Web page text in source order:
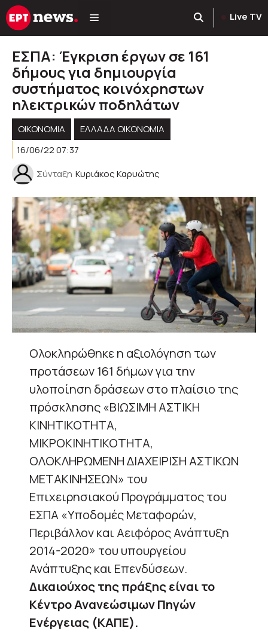
Μετάβαση
σε
Live TV
ΕΣΠΑ: Έγκριση έργων σε 161
δήμους για δημιουργία
συστήματος κοινόχρηστων
ηλεκτρικών ποδηλάτων
ΟΙΚΟΝΟΜΙΑ
ΕΛΛΆΔΑ ΟΙΚΟΝΟΜΊΑ
16/06/22 07:37
Σύνταξη Κυριάκος Καρυώτης
Ολοκληρώθηκε η αξιολόγηση των
προτάσεων 161 δήμων για την
υλοποίηση δράσεων στο πλαίσιο της
πρόσκλησης «ΒΙΩΣΙΜΗ ΑΣΤΙΚΗ
ΚΙΝΗΤΙΚΟΤΗΤΑ,
ΜΙΚΡΟΚΙΝΗΤΙΚΟΤΗΤΑ,
ΟΛΟΚΛΗΡΩΜΕΝΗ ΔΙΑΧΕΙΡΙΣΗ ΑΣΤΙΚΩΝ
ΜΕΤΑΚΙΝΗΣΕΩΝ» του
Επιχειρησιακού Προγράμματος του
ΕΣΠΑ «Υποδομές Μεταφορών,
Περιβάλλον και Αειφόρος Ανάπτυξη
2014-2020» του υπουργείου
Ανάπτυξης και Επενδύσεων.
Δικαιούχος της πράξης είναι το
Κέντρο Ανανεώσιμων Πηγών
Ενέργειας (ΚΑΠΕ).